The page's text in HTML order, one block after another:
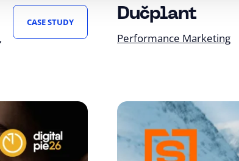
CASE STUDY
zaznamenalo už za
spolupráca
priniesla
Dučplant
Performance Marketing